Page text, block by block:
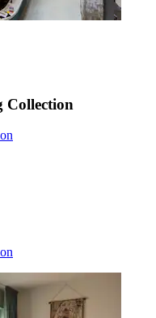
Collection